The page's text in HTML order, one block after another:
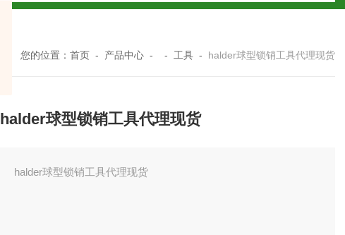
您的位置： 首页 - 产品中心 - - 工具 - halder球型锁销工具代理现货
halder球型锁销工具代理现货
halder球型锁销工具代理现货